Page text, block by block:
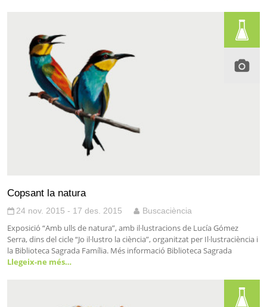
Copsant la natura
24 nov. 2015 - 17 des. 2015 Buscaciència
Exposició “Amb ulls de natura”, amb il·lustracions de Lucía Gómez
Serra, dins del cicle “Jo il·lustro la ciència”, organitzat per Il·lustraciència i
la Biblioteca Sagrada Família. Més informació Biblioteca Sagrada
Llegeix-ne més…